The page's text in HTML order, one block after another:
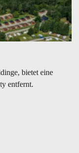
bietet eine
entfernt.